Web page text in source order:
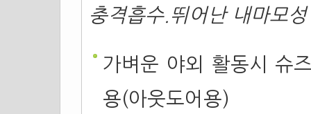
충격흡수.뛰어난 내마모성
가벼운 야외 활동시 슈
용(아웃도어용)